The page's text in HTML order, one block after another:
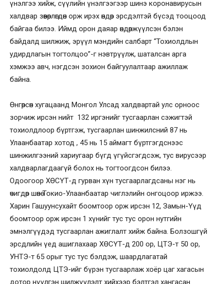
үнэлгээ хийж, сүүлийн үнэлгээгээр шинэ коронавирусын
халдвар зөөвөрлөгдөн орж ирэх өндөр эрсдэлтэй бүсэд тооцоод
байгаа билээ. Иймд орон даяар өндөржүүлсэн бэлэн
байдалд шилжиж, эрүүл мэндийн салбарт “Тохиолдлын
удирдлагын тогтолцоо”-г нэвтрүүлж, шаталсан арга
хэмжээ авч, нэгдсэн зохион байгуулалтаар ажиллаж
байна.
Өнгөрсөн хугацаанд Монгол Улсад халдвартай улс орноос
зорчиж ирсэн нийт 132 иргэнийг тусгаарлан сэжигтэй
тохиолдлоор бүртгэж, тусгаарлан шинжилсний 87 нь
Улаанбаатар хотод , 45 нь 15 аймагт бүртгэгдснээс
шинжилгээний хариугаар бүгд үгүйсгэгдсэж, тус вирусээр
халдварлагдаагүй болох нь тогтоогдсон билээ.
Одоогоор ХӨСҮТ-д гурван хүн тусгаарлагдсаны нэг нь
өчигдөр шөнө Токио-Улаанбаатар чиглэлийн онгоцоор иржээ.
Харин Гашуунсухайт боомтоор орж ирсэн 12, Замын-Үүд
боомтоор орж ирсэн 1 хүнийг тус тус орон нутгийн
эмнэлгүүдэд тусгаарлан ажиглалт хийж байна. Болзошгүй
эрсдлийн үед ашиглахаар ХӨСҮТ-д 200 ор, ЦТЭ-т 50 ор,
УНТЭ-т 65 орыг тус тус бэлдэж, шаардлагатай
тохиолдолд ЦТЭ-ийг бүрэн тусгаарлаж хоёр цаг хагасын